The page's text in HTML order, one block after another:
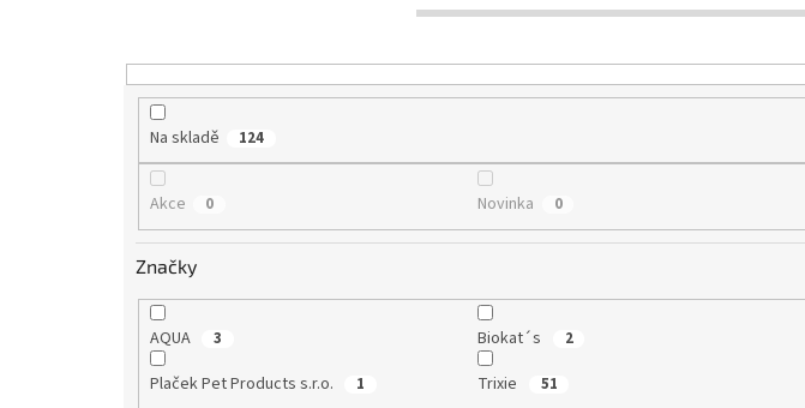
u
Na skladě 124
Akce 0 Novinka 0
Značky
AQUA 3 Biokat´s 2
Plaček Pet Products s.r.o. 1 Trixie 51